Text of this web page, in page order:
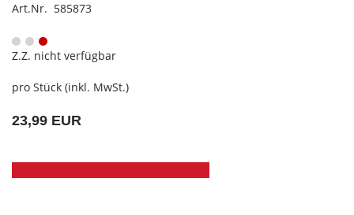
Art.Nr. 585873
Z.Z. nicht verfügbar
pro Stück (inkl. MwSt.)
23,99 EUR